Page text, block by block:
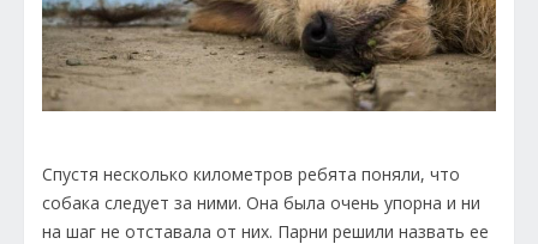
Спустя несколько километров ребята поняли, что
собака следует за ними. Она была очень упорна и ни
на шаг не отставала от них. Парни решили назвать ее